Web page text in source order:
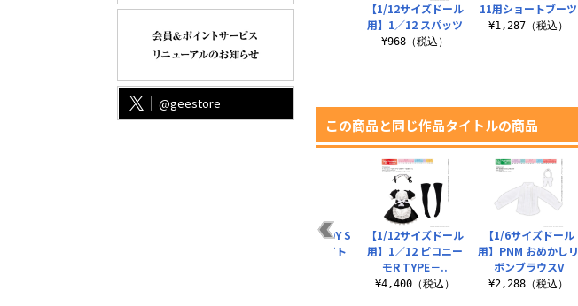
@geestore
【1/12サイズドール
用】1／12 スパッツ
¥968（税込）
11用ショートブーツ
¥1,287（税込）
この商品と同じ作品タイトルの商品
AZONE Q’z BODY S
／Iバスト ホワイト
【1/12サイズドール
用】1／12 ピコニー
モR TYPE－..
¥4,400（税込）
【1/6サイズドール
用】PNM おめかしリ
ボンブラウスV
¥2,288（税込）